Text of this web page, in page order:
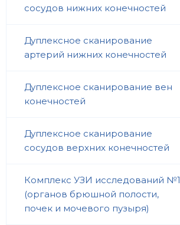
сосудов нижних конечностей
Дуплексное сканирование
артерий нижних конечностей
Дуплексное сканирование вен
конечностей
Дуплексное сканирование
сосудов верхних конечностей
Комплекс УЗИ исследований №1
(органов брюшной полости,
почек и мочевого пузыря)